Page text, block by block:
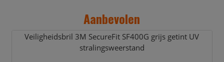
Aanbevolen
Veiligheidsbril 3M SecureFit SF400G grijs getint UV
stralingsweerstand